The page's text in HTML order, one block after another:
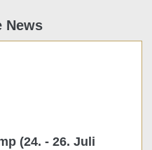
News
(24. - 26. Juli